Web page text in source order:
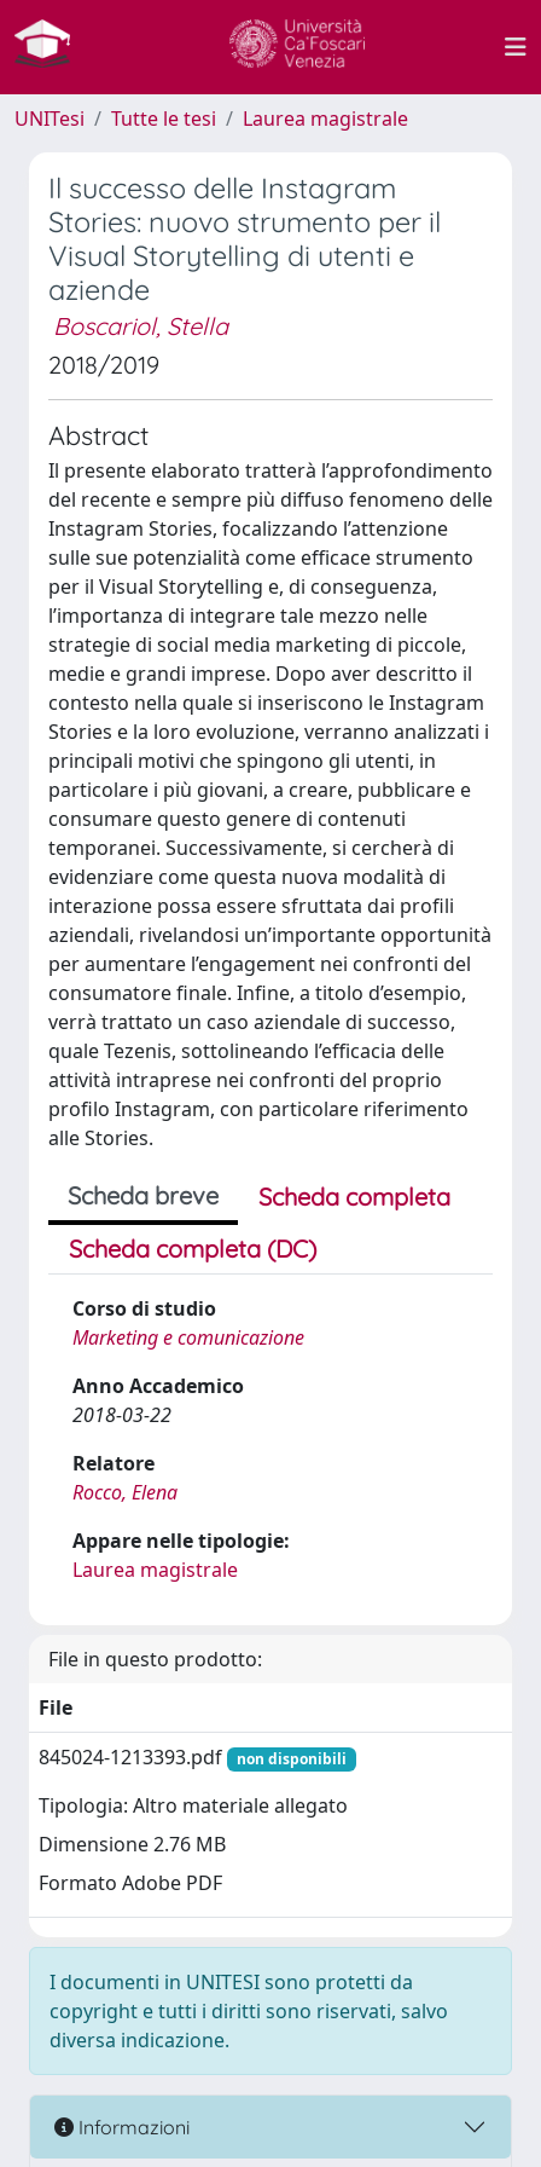
UNITesi Tutte le tesi Laurea magistrale
Il successo delle Instagram
Stories: nuovo strumento per il
Visual Storytelling di utenti e
aziende
Boscariol, Stella
2018/2019
Abstract
Il presente elaborato tratterà l’approfondimento
del recente e sempre più diffuso fenomeno delle
Instagram Stories, focalizzando l’attenzione
sulle sue potenzialità come efficace strumento
per il Visual Storytelling e, di conseguenza,
l’importanza di integrare tale mezzo nelle
strategie di social media marketing di piccole,
medie e grandi imprese. Dopo aver descritto il
contesto nella quale si inseriscono le Instagram
Stories e la loro evoluzione, verranno analizzati i
principali motivi che spingono gli utenti, in
particolare i più giovani, a creare, pubblicare e
consumare questo genere di contenuti
temporanei. Successivamente, si cercherà di
evidenziare come questa nuova modalità di
interazione possa essere sfruttata dai profili
aziendali, rivelandosi un’importante opportunità
per aumentare l’engagement nei confronti del
consumatore finale. Infine, a titolo d’esempio,
verrà trattato un caso aziendale di successo,
quale Tezenis, sottolineando l’efficacia delle
attività intraprese nei confronti del proprio
profilo Instagram, con particolare riferimento
alle Stories.
Scheda breve
Scheda completa
Scheda completa (DC)
Corso di studio
Marketing e comunicazione
Anno Accademico
2018-03-22
Relatore
Rocco, Elena
Appare nelle tipologie:
Laurea magistrale
File in questo prodotto:
File
845024-1213393.pdf
non disponibili
Tipologia: Altro materiale allegato
Dimensione 2.76 MB
Formato Adobe PDF
I documenti in UNITESI sono protetti da
copyright e tutti i diritti sono riservati, salvo
diversa indicazione.
Informazioni